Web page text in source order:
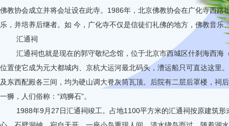
佛教协会成立并将会址设在此寺。 1986年，北京佛教协会在广化寺西路
乐，并培养后继者。如 今，广化寺不仅是信徒们礼佛的地方，佛教音
汇通祠
汇通祠也就是现在的郭守敬纪念馆，位于北京市西城区什刹海西
位置使它成为元大都城内、京杭大运河最北码头，漕运船只可直达这里
及东西配殿各三间，均为硬山调大脊灰筒瓦顶。后院有二层后罩楼，祠
一狮，人们俗称：“鸡狮石”。
1988年9 月 27日汇通祠竣工。占地1100平方米的汇通祠按原建筑